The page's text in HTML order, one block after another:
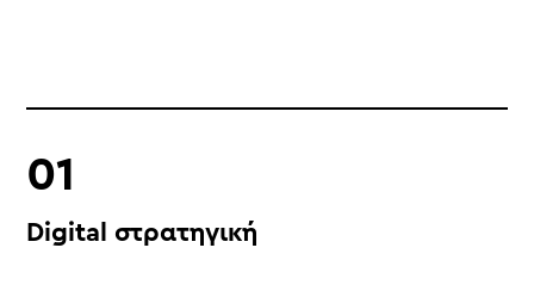
Digital στρατηγική